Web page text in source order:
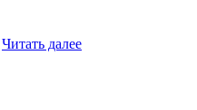
Читать далее